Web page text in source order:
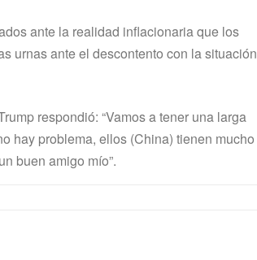
ante la realidad inflacionaria que los
urnas ante el descontento con la situación
respondió: “Vamos a tener una larga
hay problema, ellos (China) tienen mucho
buen amigo mío”.